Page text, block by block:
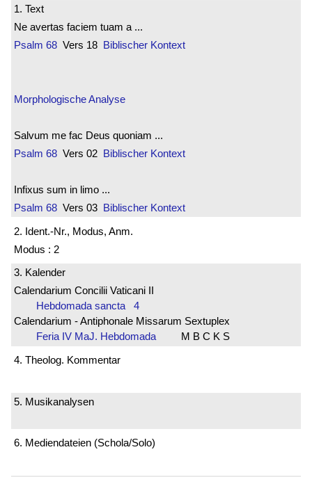
1. Text
Ne avertas faciem tuam a ...
Psalm 68 Vers 18 Biblischer Kontext
Morphologische Analyse
Salvum me fac Deus quoniam ...
Psalm 68 Vers 02 Biblischer Kontext
Infixus sum in limo ...
Psalm 68 Vers 03 Biblischer Kontext
2. Ident.-Nr., Modus, Anm.
Modus : 2
3. Kalender
Calendarium Concilii Vaticani II
Hebdomada sancta 4
Calendarium - Antiphonale Missarum Sextuplex
Feria IV MaJ. Hebdomada
M B C K S
4. Theolog. Kommentar
5. Musikanalysen
6. Mediendateien (Schola/Solo)